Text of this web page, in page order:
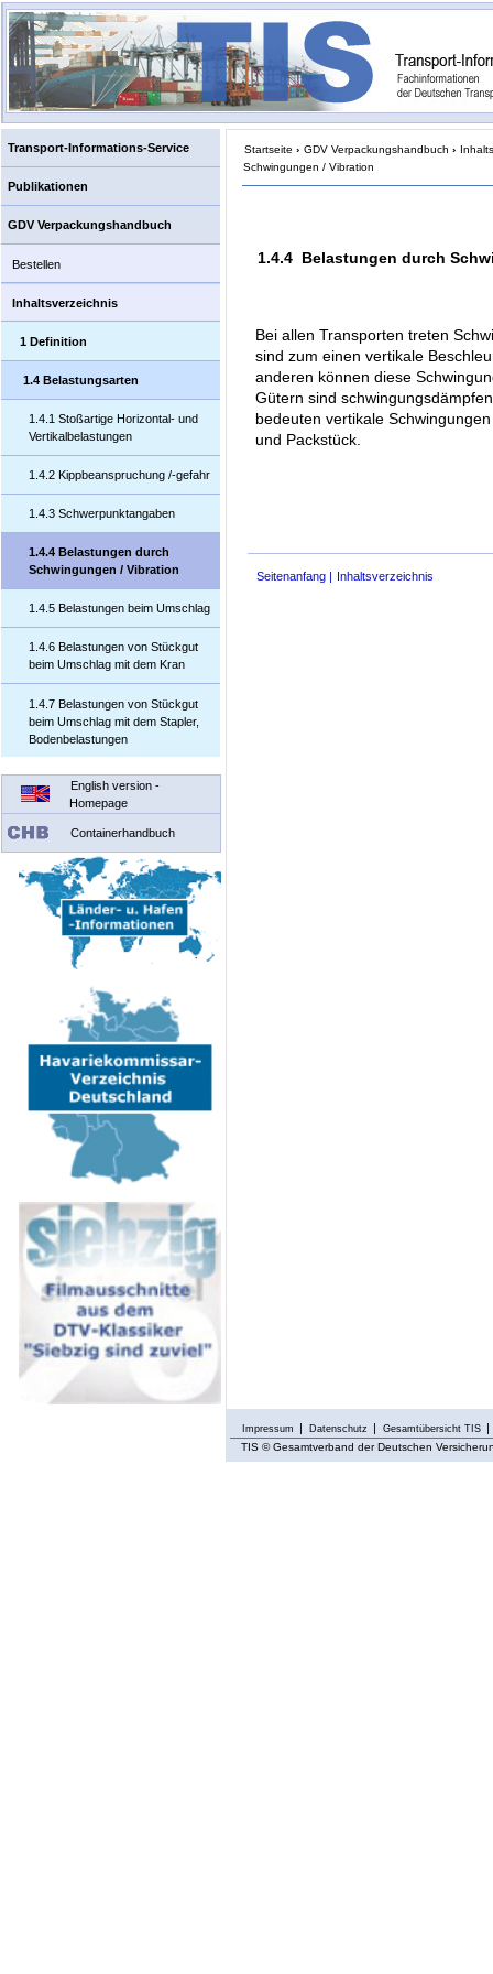
Transport-Informations-Service
Publikationen
GDV Verpackungshandbuch
Bestellen
Inhaltsverzeichnis
1 Definition
1.4 Belastungsarten
1.4.1 Stoßartige Horizontal- und
Vertikalbelastungen
1.4.2 Kippbeanspruchung /-gefahr
1.4.3 Schwerpunktangaben
1.4.4 Belastungen durch
Schwingungen / Vibration
1.4.5 Belastungen beim Umschlag
1.4.6 Belastungen von Stückgut
beim Umschlag mit dem Kran
1.4.7 Belastungen von Stückgut
beim Umschlag mit dem Stapler,
Bodenbelastungen
English version -
Homepage
Containerhandbuch
Startseite › GDV Verpackungshandbuch ›
Schwingungen / Vibration
1.4.4 Belastungen durch
Bei allen Transporten treten
sind zum einen vertikale
anderen können diese
Gütern sind
bedeuten vertikale
und Packstück.
Seitenanfang Inhaltsverzeichnis
Impressum Datenschutz Gesamtübersicht TIS
TIS © Gesamtverband der Deutschen